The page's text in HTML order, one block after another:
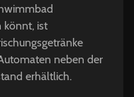
könnt, ist
neben der
erhältlich.